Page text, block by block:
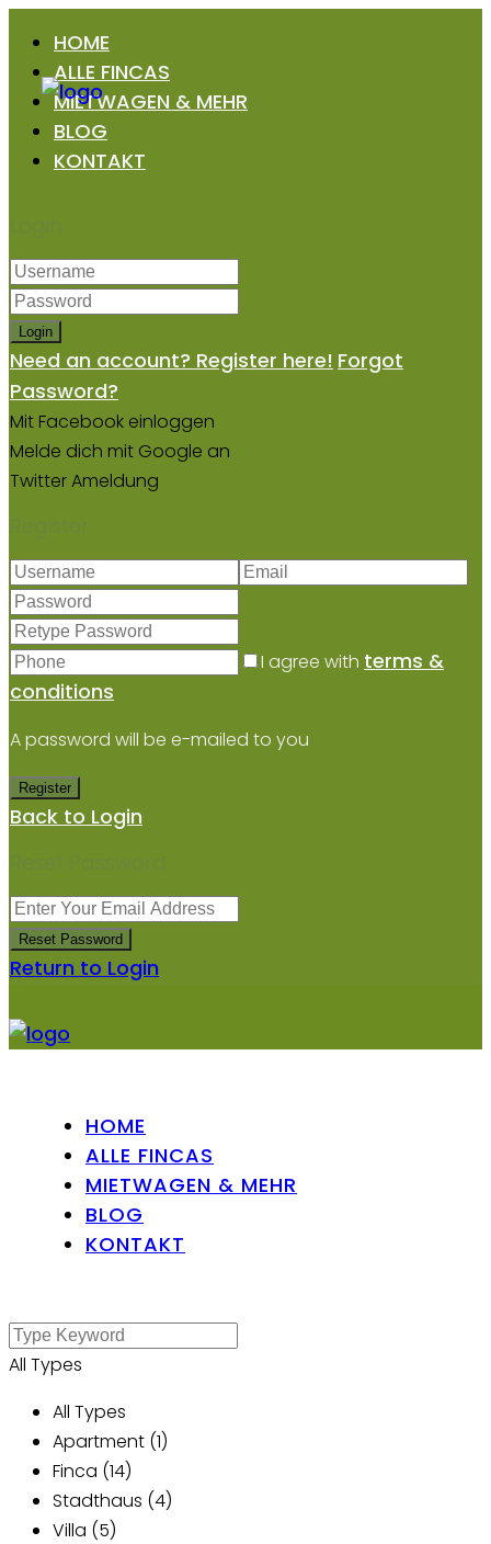
HOME
ALLE FINCAS
MIETWAGEN & MEHR
BLOG
KONTAKT
Login
Login
Need an account? Register here! Forgot
Password?
Mit Facebook einloggen
Melde dich mit Google an
Twitter Ameldung
Register
I agree with terms &
conditions
A password will be e-mailed to you
Register
Back to Login
Reset Password
Reset Password
Return to Login
HOME
ALLE FINCAS
MIETWAGEN & MEHR
BLOG
KONTAKT
All Types
All Types
Apartment (1)
Finca (14)
Stadthaus (4)
Villa (5)